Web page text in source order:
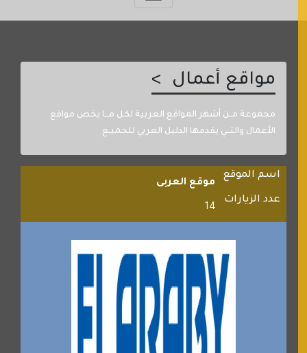
مواقع أعمال
مجموعة مــن أشهر المواقع العربية لكـل مـــا يخص مواقع
الأعمال والتـــي يقدمها الدليل العربي للجميــع
اسم الموقع
موقع العربى
عدد الزيارات
14